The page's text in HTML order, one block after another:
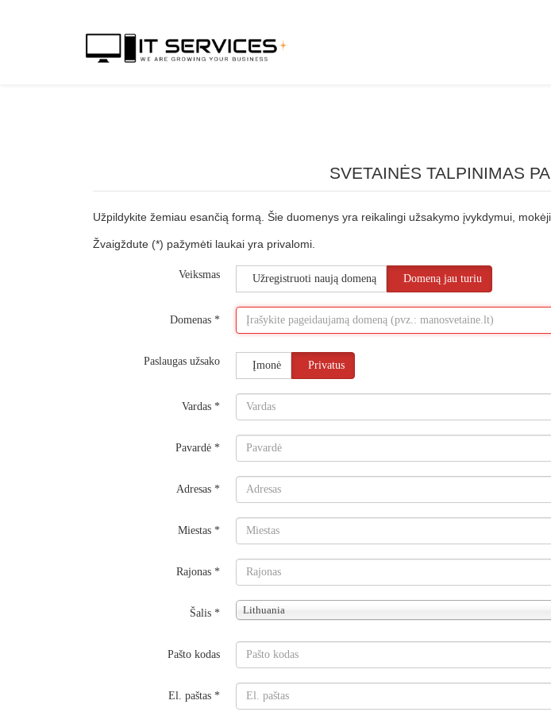
SVETAINĖS TALPINIMAS
Užpildykite žemiau esančią formą. Šie duomenys yra reikalingi užsakymo įvykdymui,
Žvaigždute (*) pažymėti laukai yra privalomi.
Veiksmas Užregistruoti naują domeną Domeną jau turiu
Domenas *
Paslaugas užsako Įmonė Privatus
Vardas *
Pavardė *
Adresas *
Miestas *
Rajonas *
Šalis * Lithuania
Pašto kodas
El. paštas *